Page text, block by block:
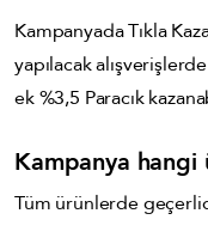
Kampanyada Tıkla
yapılacak
ek %3,5 Paracık
Kampanya
Tüm ürünlerde